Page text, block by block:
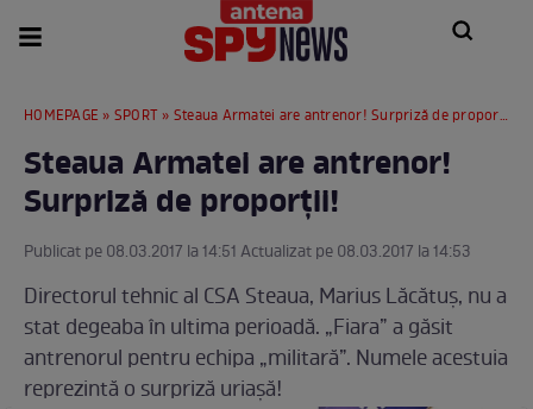
HOMEPAGE » SPORT » Steaua Armatei are antrenor! Surpriză de proporţii!
Steaua Armatei are antrenor!
Surpriză de proporţii!
Publicat pe 08.03.2017 la 14:51 Actualizat pe 08.03.2017 la 14:53
Directorul tehnic al CSA Steaua, Marius Lăcătuş, nu a
stat degeaba în ultima perioadă. „Fiara” a găsit
antrenorul pentru echipa „militară”. Numele acestuia
reprezintă o surpriză uriaşă!